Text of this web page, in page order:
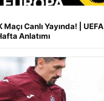
Canlı Yayında! | UEFA
Anlatımı